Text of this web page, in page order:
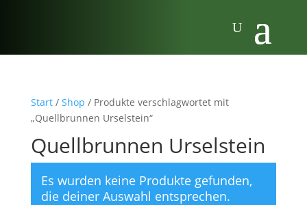
Start/ Shop / Produkte verschlagwortet mit
„Quellbrunnen Urselstein“
Quellbrunnen Urselstein
Es wurden keine Produkte gefunden,
die deiner Auswahl entsprechen.